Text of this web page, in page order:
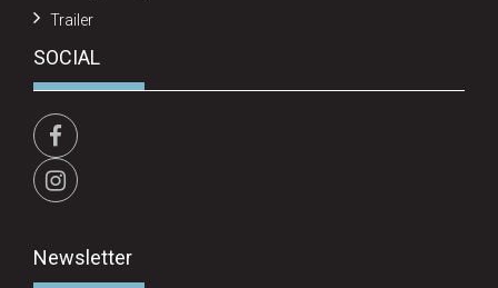
Trailer
SOCIAL
Newsletter